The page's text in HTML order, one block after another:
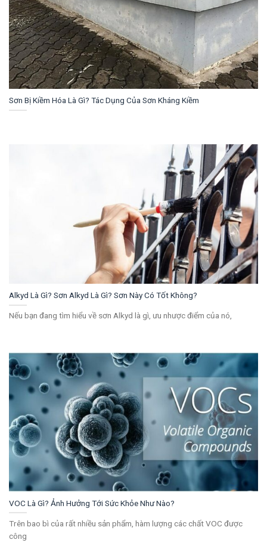
Sơn Bị Kiềm Hóa Là Gì? Tác Dụng Của Sơn Kháng Kiềm
Alkyd Là Gì? Sơn Alkyd Là Gì? Sơn Này Có Tốt Không?
Nếu bạn đang tìm hiểu về sơn Alkyd là gì, ưu nhược điểm của nó,
VOC Là Gì? Ảnh Hưởng Tới Sức Khỏe Như Nào?
Trên bao bì của rất nhiều sản phẩm, hàm lượng các chất VOC được
công